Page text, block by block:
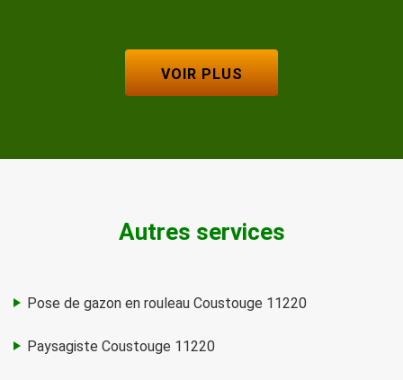
VOIR PLUS
Autres services
Pose de gazon en rouleau Coustouge 11220
Paysagiste Coustouge 11220